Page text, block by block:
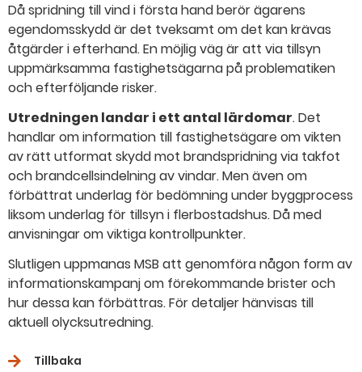
Då spridning till vind i första hand berör ägarens
egendomsskydd är det tveksamt om det kan krävas
åtgärder i efterhand. En möjlig väg är att via tillsyn
uppmärksamma fastighetsägarna på problematiken
och efterföljande risker.
Utredningen landar i ett antal lärdomar. Det
handlar om information till fastighetsägare om vikten
av rätt utformat skydd mot brandspridning via takfot
och brandcellsindelning av vindar. Men även om
förbättrat underlag för bedömning under byggprocess
liksom underlag för tillsyn i flerbostadshus. Då med
anvisningar om viktiga kontrollpunkter.
Slutligen uppmanas MSB att genomföra någon form av
informationskampanj om förekommande brister och
hur dessa kan förbättras. För detaljer hänvisas till
aktuell olycksutredning.
Tillbaka